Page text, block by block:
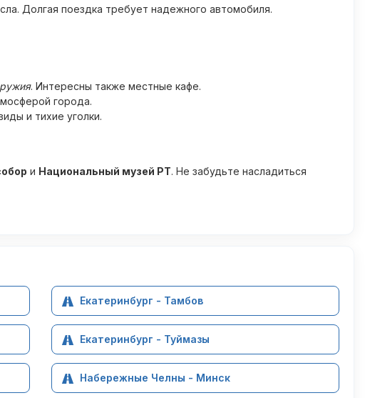
Долгая поездка требует надежного автомобиля.
. Интересны также местные кафе.
города.
и тихие уголки.
и Национальный музей РТ. Не забудьте насладиться
Екатеринбург - Тамбов
Екатеринбург - Туймазы
Набережные Челны - Минск